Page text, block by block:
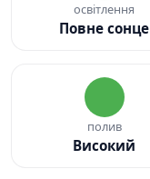
освітлення
Повне сонце
полив
Високий